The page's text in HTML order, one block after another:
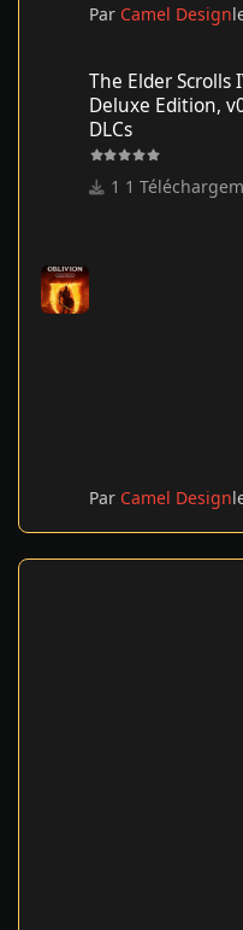
Par Camel Design
The Elder Scrolls
Deluxe Edition,
DLCs
1
Par Camel Design